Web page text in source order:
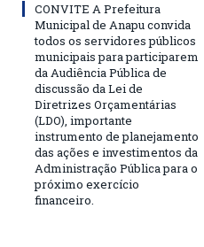
CONVITE A Prefeitura
Municipal de Anapu convida
todos os servidores públicos
municipais para participarem
da Audiência Pública de
discussão da Lei de
Diretrizes Orçamentárias
(LDO), importante
instrumento de planejamento
das ações e investimentos da
Administração Pública para o
próximo exercício
financeiro.